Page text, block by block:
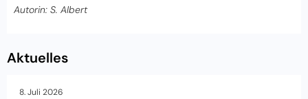
Autorin: S. Albert
Aktuelles
8. Juli 2026